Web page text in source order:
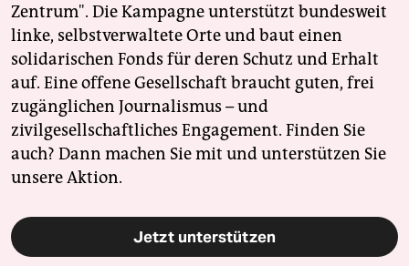
Zentrum". Die Kampagne unterstützt bundesweit
linke, selbstverwaltete Orte und baut einen
solidarischen Fonds für deren Schutz und Erhalt
auf. Eine offene Gesellschaft braucht guten, frei
zugänglichen Journalismus – und
zivilgesellschaftliches Engagement. Finden Sie
auch? Dann machen Sie mit und unterstützen Sie
unsere Aktion.
Jetzt unterstützen